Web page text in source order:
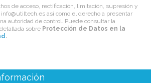
de acceso, rectificación, limitación, supresión y
así como el derecho a presentar
autoridad de control. Puede consultar la
sobre Protección de Datos en la
.